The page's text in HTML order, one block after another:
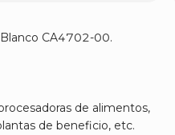
CA4702-00.
de alimentos,
de beneficio, etc.